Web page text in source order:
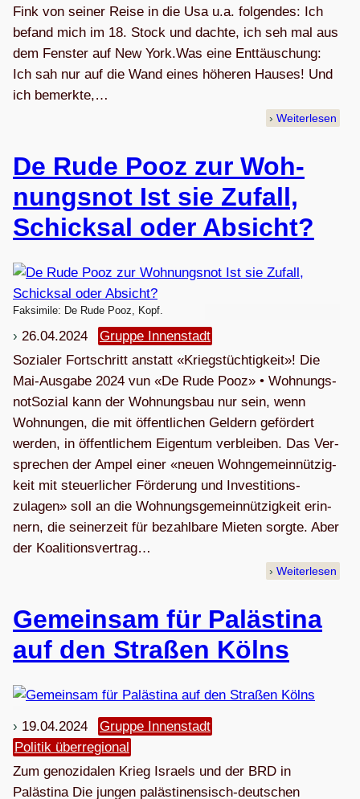
Fink von sei­ner Reise in die Usa u.a. folgendes: Ich
befand mich im 18. Stock und dachte, ich seh mal aus
dem Fens­ter auf New York.Was eine Ent­täu­schung:
Ich sah nur auf die Wand eines höhe­ren Hau­ses! Und
ich bemerkte,…
Weiterlesen
De Rude Pooz zur Woh­
nungs­not Ist sie Zufall,
Schick­sal oder Absicht?
Faksimile: De Rude Pooz, Kopf.
26.04.2024
Gruppe Innenstadt
Sozia­ler Fort­schritt anstatt «Kriegs­tüch­tig­keit»! Die
Mai-Aus­gabe 2024 vun «De Rude Pooz» • Woh­nungs­
notSozial kann der Woh­nungsbau nur sein, wenn
Woh­nun­gen, die mit öffent­li­chen Gel­dern geför­dert
wer­den, in öffent­li­chem Eigen­tum ver­bleiben. Das Ver­
spre­chen der Ampel ei­ner «neuen Wohn­ge­mein­nüt­zig­
keit mit steu­er­licher För­de­rung und In­ves­ti­ti­ons­
zulagen» soll an die Woh­nungs­ge­mein­nützigkeit erin­
nern, die sei­ner­zeit für bezahl­bare Mie­ten sorgte. Aber
der Ko­alitionsvertrag…
Weiterlesen
Gemein­sam für Paläs­tina
auf den Stra­ßen Kölns
19.04.2024
Gruppe Innenstadt
Politik überregional
Zum geno­zi­da­len Krieg Isra­els und der BRD in
Palästina Die jun­gen paläs­ti­nen­sisch-deut­schen